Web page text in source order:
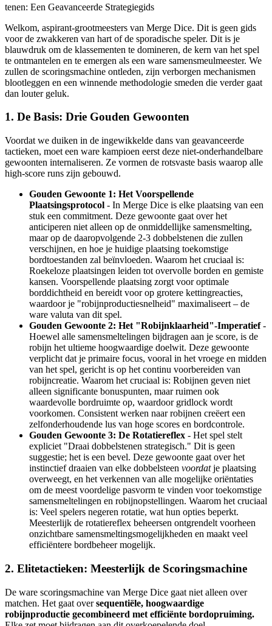
tenen: Een Geavanceerde Strategiegids
Welkom, aspirant-grootmeesters van Merge Dice. Dit is geen gids
voor de zwakkeren van hart of de sporadische speler. Dit is je
blauwdruk om de klassementen te domineren, de kern van het spel
te ontmantelen en te emergen als een ware samensmeulmeester. We
zullen de scoringsmachine ontleden, zijn verborgen mechanismen
blootleggen en een winnende methodologie smeden die verder gaat
dan louter geluk.
1. De Basis: Drie Gouden Gewoonten
Voordat we duiken in de ingewikkelde dans van geavanceerde
tactieken, moet een ware kampioen eerst deze niet-onderhandelbare
gewoonten internaliseren. Ze vormen de rotsvaste basis waarop alle
high-score runs zijn gebouwd.
Gouden Gewoonte 1: Het Voorspellende
Plaatsingsprotocol - In Merge Dice is elke plaatsing van een
stuk een commitment. Deze gewoonte gaat over het
anticiperen niet alleen op de onmiddellijke samensmelting,
maar op de daaropvolgende 2-3 dobbelstenen die zullen
verschijnen, en hoe je huidige plaatsing toekomstige
bordtoestanden zal beïnvloeden. Waarom het cruciaal is:
Roekeloze plaatsingen leiden tot overvolle borden en gemiste
kansen. Voorspellende plaatsing zorgt voor optimale
borddichtheid en bereidt voor op grotere kettingreacties,
waardoor je "robijnproductiesnelheid" maximaliseert – de
ware valuta van dit spel.
Gouden Gewoonte 2: Het "Robijnklaarheid"-Imperatief-
Hoewel alle samensmeltelingen bijdragen aan je score, is de
robijn het ultieme hoogwaardige doelwit. Deze gewoonte
verplicht dat je primaire focus, vooral in het vroege en midden
van het spel, gericht is op het continu voorbereiden van
robijncreatie. Waarom het cruciaal is: Robijnen geven niet
alleen significante bonuspunten, maar ruimen ook
waardevolle bordruimte op, waardoor gridlock wordt
voorkomen. Consistent werken naar robijnen creëert een
zelfonderhoudende lus van hoge scores en bordcontrole.
Gouden Gewoonte 3: De Rotatiereflex - Het spel stelt
expliciet "Draai dobbelstenen strategisch." Dit is geen
suggestie; het is een bevel. Deze gewoonte gaat over het
instinctief draaien van elke dobbelsteen voordatje plaatsing
overweegt, en het verkennen van alle mogelijke oriëntaties
om de meest voordelige pasvorm te vinden voor toekomstige
samensmeltelingen en robijnopstellingen. Waarom het cruciaal
is: Veel spelers negeren rotatie, wat hun opties beperkt.
Meesterlijk de rotatiereflex beheersen ontgrendelt voorheen
onzichtbare samensmeltingsmogelijkheden en maakt veel
efficiëntere bordbeheer mogelijk.
2. Elitetactieken: Meesterlijk de Scoringsmachine
De ware scoringsmachine van Merge Dice gaat niet alleen over
matchen. Het gaat oversequentiële, hoogwaardige
robijnproductie gecombineerd met efficiënte bordopruiming.